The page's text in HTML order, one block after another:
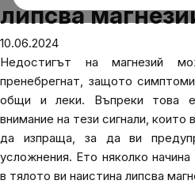
липсва
10.06.2024
Недостигът на магнезий
пренебрегнат, защото
общи и леки. Въпреки това
внимание на тези сигнали,
да изпраща, за да ви
усложнения. Ето няколко
в тялото ви наистина липсва